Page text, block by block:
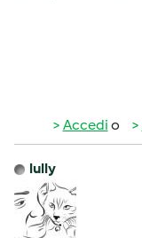
Accedi o
lully